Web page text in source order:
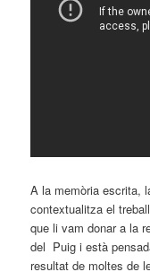
A la memòria escrita,
contextualitza el
que li vam donar a la
del Puig i està
resultat de moltes de